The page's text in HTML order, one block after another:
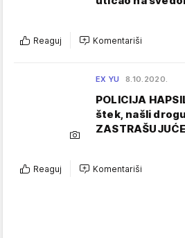
Reaguj Komentariši
EX YU 8.10.2020.
POLICIJA
štek, našli
Reaguj Komentariši